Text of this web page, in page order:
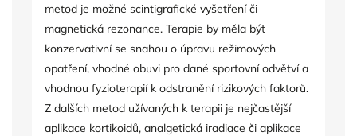
metod je možné scintigrafické vyšetření či
magnetická rezonance. Terapie by měla být
konzervativní se snahou o úpravu režimových
opatření, vhodné obuvi pro dané sportovní odvětví a
vhodnou fyzioterapií k odstranění rizikových faktorů.
Z dalších metod užívaných k terapii je nejčastější
aplikace kortikoidů, analgetická iradiace či aplikace